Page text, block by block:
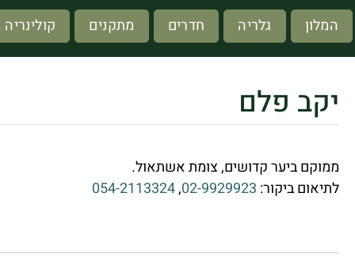
המלון גלריה חדרים מתקנים קולינריה
יקב פלם
ממוקם ביער קדושים, צומת אשתאול.
לתיאום ביקור: 02-9929923
,
054-2113324